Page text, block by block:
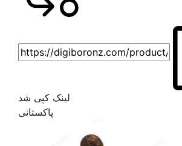
لینک کپی شد
پاکستانی